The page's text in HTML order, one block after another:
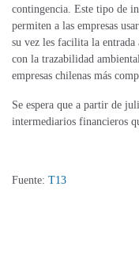
contingencia. Este tipo de
permiten a las empresas
su vez les facilita la entrada
con la trazabilidad
empresas chilenas más
Se espera que a partir de
intermediarios financieros
Fuente: T13